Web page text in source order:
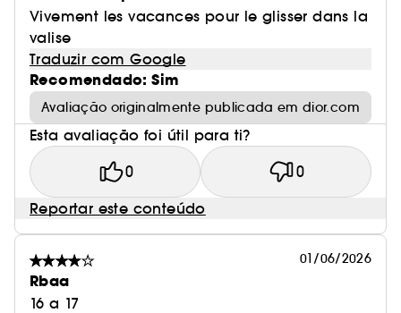
Vivement les vacances pour le glisser dans la
valise
Traduzir com Google
Recomendado: Sim
Avaliação originalmente publicada em dior.com
Esta avaliação foi útil para ti?
0 0
Reportar este conteúdo
01/06/2026
Rbaa
16 a 17